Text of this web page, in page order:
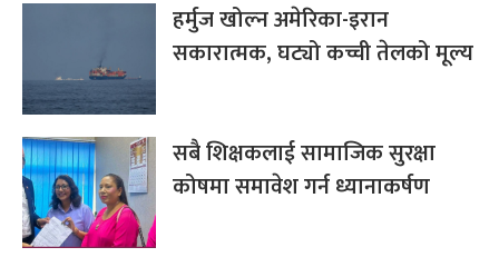
हर्मुज खोल्न अमेरिका-इरान
सकारात्मक, घट्यो कच्ची तेलको मूल्य
सबै शिक्षकलाई सामाजिक सुरक्षा
कोषमा समावेश गर्न ध्यानाकर्षण